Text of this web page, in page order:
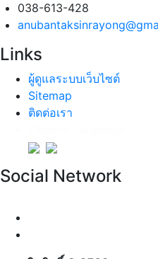
038-613-428
Links
ผู้ดูแลระบบเว็บไซต์
Sitemap
ติดต่อเรา
Social Network